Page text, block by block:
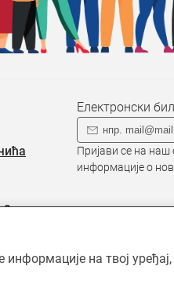
на твој уређај,
Електронски
Пријави се на наш
информације о
када је наведено